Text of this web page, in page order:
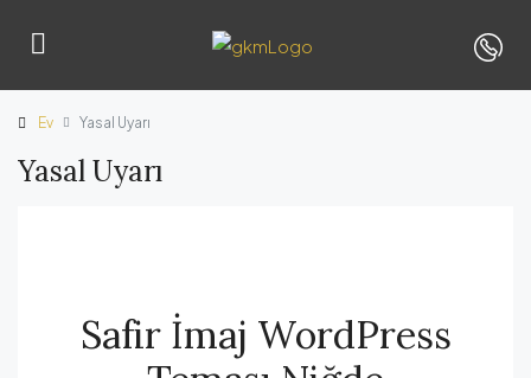
Ev Yasal Uyarı
Yasal Uyarı
Safir İmaj WordPress